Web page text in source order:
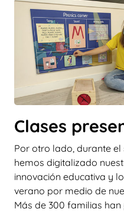
Clases
Por otro lado, durante
hemos digitalizado
innovación educativa y
verano por medio de
Más de 300 familias